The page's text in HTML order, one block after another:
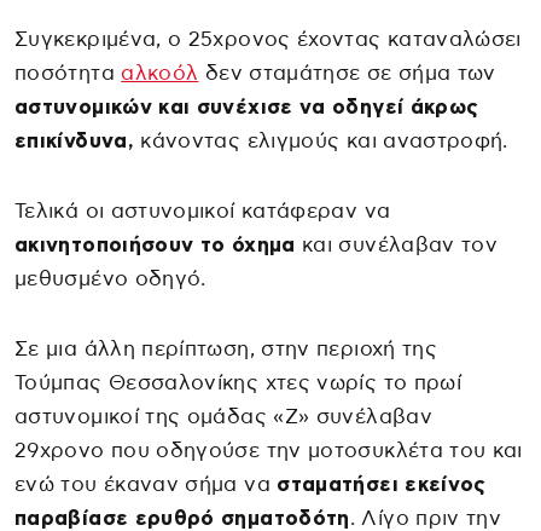
Συγκεκριμένα, ο 25χρονος έχοντας καταναλώσει
ποσότητα αλκοόλ δεν σταμάτησε σε σήμα των
αστυνομικών και συνέχισε να οδηγεί άκρως
επικίνδυνα, κάνοντας ελιγμούς και αναστροφή.
Τελικά οι αστυνομικοί κατάφεραν να
ακινητοποιήσουν το όχημα και συνέλαβαν τον
μεθυσμένο οδηγό.
Σε μια άλλη περίπτωση, στην περιοχή της
Τούμπας Θεσσαλονίκης χτες νωρίς το πρωί
αστυνομικοί της ομάδας «Ζ» συνέλαβαν
29χρονο που οδηγούσε την μοτοσυκλέτα του και
ενώ του έκαναν σήμα να σταματήσει εκείνος
παραβίασε ερυθρό σηματοδότη. Λίγο πριν την